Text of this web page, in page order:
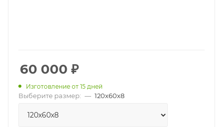
60 000 ₽
Изготовление от 15 дней
Выберите размер: — 120х60х8